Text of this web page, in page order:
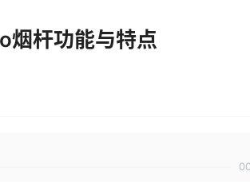
烟杆功能与特点